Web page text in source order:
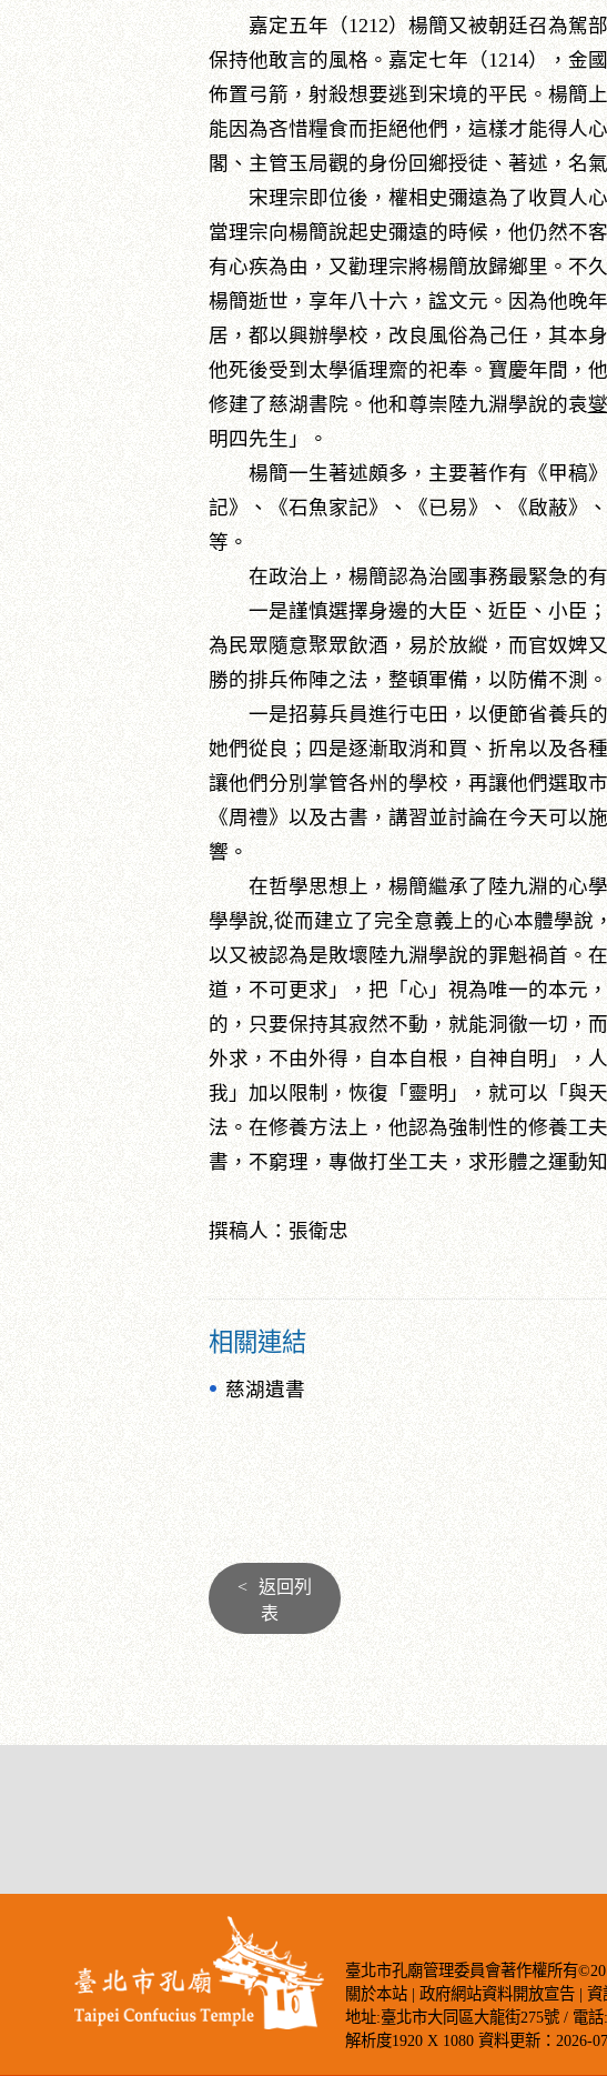
嘉定五年（1212）楊簡又被朝廷召為駕部
保持他敢言的風格。嘉定七年（1214），金
佈置弓箭，射殺想要逃到宋境的平民。楊簡
能因為吝惜糧食而拒絕他們，這樣才能得人
閣、主管玉局觀的身份回鄉授徒、著述，名
宋理宗即位後，權相史彌遠為了收買人心
當理宗向楊簡說起史彌遠的時候，他仍然不
有心疾為由，又勸理宗將楊簡放歸鄉里。不
楊簡逝世，享年八十六，諡文元。因為他晚
居，都以興辦學校，改良風俗為己任，其本
他死後受到太學循理齋的祀奉。寶慶年間，
修建了慈湖書院。他和尊崇陸九淵學說的袁燮
明四先生」。
楊簡一生著述頗多，主要著作有《甲稿》
記》、《石魚家記》、《已易》、《啟蔽》
等。
在政治上，楊簡認為治國事務最緊急的有
一是謹慎選擇身邊的大臣、近臣、小臣；
為民眾隨意聚眾飲酒，易於放縱，而官奴婢
勝的排兵佈陣之法，整頓軍備，以防備不測
一是招募兵員進行屯田，以便節省養兵的
她們從良；四是逐漸取消和買、折帛以及各
讓他們分別掌管各州的學校，再讓他們選取
《周禮》以及古書，講習並討論在今天可以
響。
在哲學思想上，楊簡繼承了陸九淵的心學
學學說,從而建立了完全意義上的心本體學說
以又被認為是敗壞陸九淵學說的罪魁禍首。
道，不可更求」，把「心」視為唯一的本元
的，只要保持其寂然不動，就能洞徹一切，
外求，不由外得，自本自根，自神自明」，
我」加以限制，恢復「靈明」，就可以「與
法。在修養方法上，他認為強制性的修養工
書，不窮理，專做打坐工夫，求形體之運動
撰稿人：張衛忠
相關連結
慈湖遺書
< 返回列
表
臺北市孔廟管理委員會著作權所有
關於本站 | 政府網站資料開放宣告 |資
地址:臺北市大同區大龍街275號 / 電話
解析度1920 X 1080 資料更新：2026-